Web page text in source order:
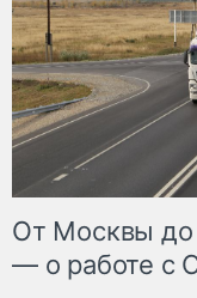
От Москвы до
— о работе с